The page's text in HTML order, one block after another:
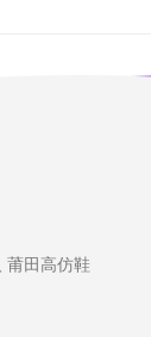
莆田高仿鞋